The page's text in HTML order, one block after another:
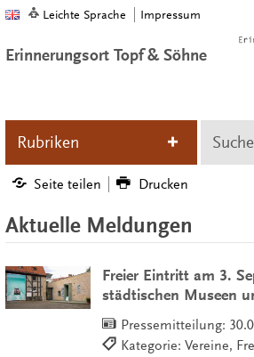
Leichte Sprache Impressum
Erinnerungsort Topf & Söhne
Rubriken Suche
Seite teilen Drucken
Aktuelle Meldungen
Freier Eintritt am 3.
städtischen Museen
Pressemitteilung:
Kategorie: Vereine,